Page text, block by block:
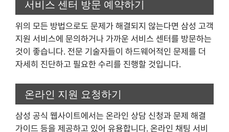
서비스 센터 방문 예약하기
위의 모든 방법으로도 문제가 해결되지 않는다면 삼성 고객
지원 서비스에 문의하거나 가까운 서비스 센터를 방문하는
것이 좋습니다. 전문 기술자들이 하드웨어적인 문제를 더
자세히 진단하고 필요한 수리를 진행할 것입니다.
온라인 지원 요청하기
삼성 공식 웹사이트에서는 온라인 상담 신청과 문제 해결
가이드 등을 제공하고 있어 유용합니다. 온라인 채팅 서비